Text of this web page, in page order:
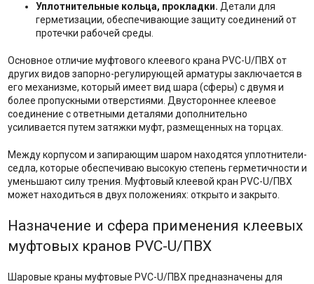
Уплотнительные кольца, прокладки. Детали для
герметизации, обеспечивающие защиту соединений от
протечки рабочей среды.
Основное отличие муфтового клеевого крана PVC-U/ПВХ от
других видов запорно-регулирующей арматуры заключается в
его механизме, который имеет вид шара (сферы) с двумя и
более пропускными отверстиями. Двустороннее клеевое
соединение с ответными деталями дополнительно
усиливается путем затяжки муфт, размещенных на торцах.
Между корпусом и запирающим шаром находятся уплотнители-
седла, которые обеспечиваю высокую степень герметичности и
уменьшают силу трения. Муфтовый клеевой кран PVC-U/ПВХ
может находиться в двух положениях: открыто и закрыто.
Назначение и сфера применения клеевых
муфтовых кранов PVC-U/ПВХ
Шаровые краны муфтовые PVC-U/ПВХ предназначены для